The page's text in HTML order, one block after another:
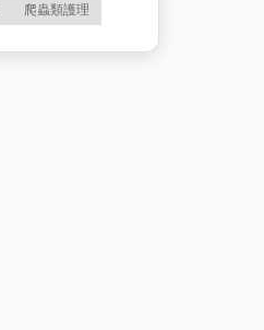
爬蟲類護理